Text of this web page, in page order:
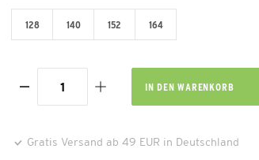
128 140 152 164
IN DEN WARENKORB
Gratis Versand ab 49 EUR in Deutschland